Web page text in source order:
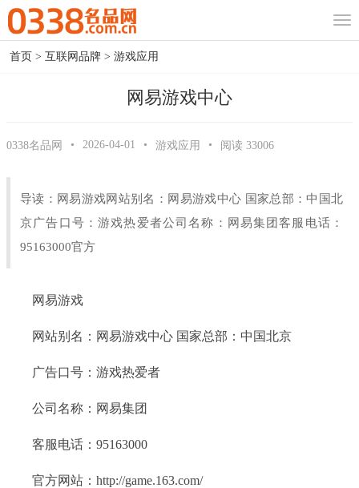
首页 > 互联网品牌 > 游戏应用
网易游戏中心
0338名品网 • 2026-04-01 • 游戏应用 • 阅读 33006
导读：网易游戏网站别名：网易游戏中心 国家总部：中国北
京广告口号：游戏热爱者公司名称：网易集团客服电话：
95163000官方
网易游戏
网站别名：网易游戏中心 国家总部：中国北京
广告口号：游戏热爱者
公司名称：网易集团
客服电话：95163000
官方网站：http://game.163.com/